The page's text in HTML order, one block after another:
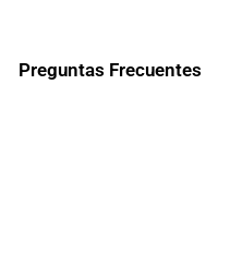
Preguntas Frecuentes